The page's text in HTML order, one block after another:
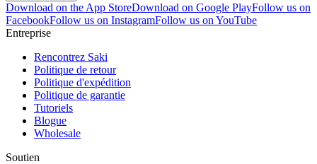
Download on the App StoreDownload on Google PlayFollow us on
FacebookFollow us on InstagramFollow us on YouTube
Entreprise
Rencontrez Saki
Politique de retour
Politique d'expédition
Politique de garantie
Tutoriels
Blogue
Wholesale
Soutien